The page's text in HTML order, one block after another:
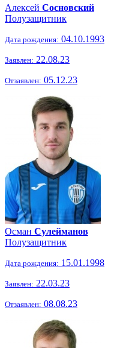
Алексей Сосновский
Полузащитник
Дата рождения: 04.10.1993
Заявлен: 22.08.23
Отзаявлен: 05.12.23
Осман Сулейманов
Полузащитник
Дата рождения: 15.01.1998
Заявлен: 22.03.23
Отзаявлен: 08.08.23